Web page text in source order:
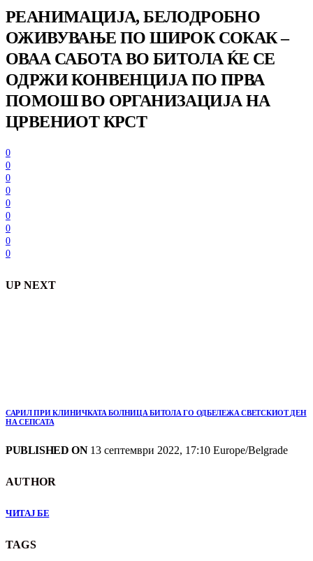
РЕАНИМАЦИЈА, БЕЛОДРОБНО
ОЖИВУВАЊЕ ПО ШИРОК СОКАК –
ОВАА САБОТА ВО БИТОЛА ЌЕ СЕ
ОДРЖИ КОНВЕНЦИЈА ПО ПРВА
ПОМОШ ВО ОРГАНИЗАЦИЈА НА
ЦРВЕНИОТ КРСТ
0
0
0
0
0
0
0
0
0
UP NEXT
САРИЛ ПРИ КЛИНИЧКАТА БОЛНИЦА БИТОЛА ГО ОДБЕЛЕЖА СВЕТСКИОТ ДЕН
НА СЕПСАТА
PUBLISHED ON13 септември 2022, 17:10 Europe/Belgrade
AUTHOR
ЧИТАЈ БЕ
TAGS